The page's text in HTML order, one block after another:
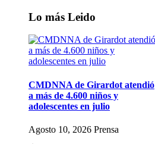
Lo más Leido
CMDNNA de Girardot atendió
a más de 4.600 niños y
adolescentes en julio
Agosto 10, 2026 Prensa